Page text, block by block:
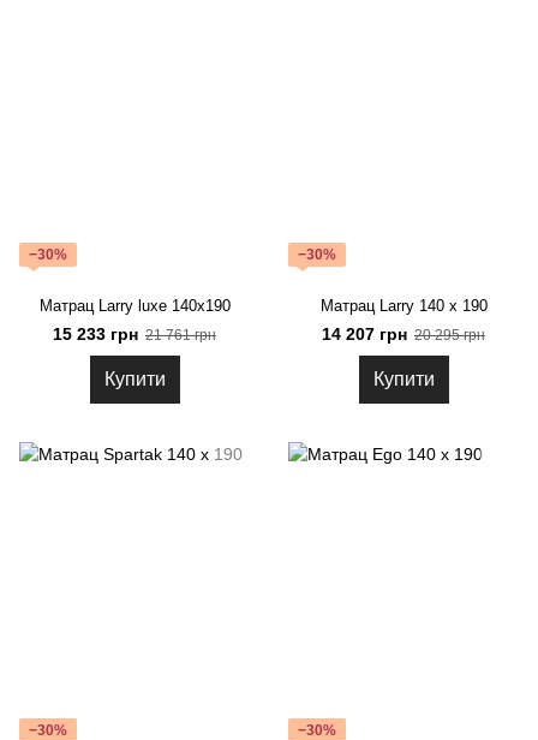
−30%
Матрац Larry luxe 140x190
15 233 грн 21 761 грн
Купити
−30%
Матрац Larry 140 x 190
14 207 грн 20 295 грн
Купити
−30%
−30%